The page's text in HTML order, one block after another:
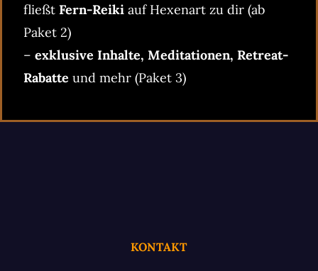
fließt Fern-Reiki auf Hexenart zu dir (ab
Paket 2)
– exklusive Inhalte, Meditationen, Retreat-
Rabatte und mehr (Paket 3)
KONTAKT